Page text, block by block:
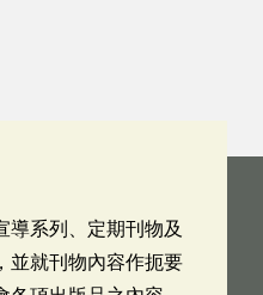
導系列、定期刊物及
並就刊物內容作扼要